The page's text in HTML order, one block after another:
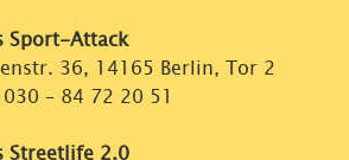
Sport-Attack
36, 14165 Berlin, Tor 2
030 – 84 72 20 51
Streetlife 2.0